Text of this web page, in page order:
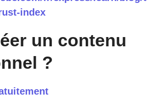
index
un contenu
?